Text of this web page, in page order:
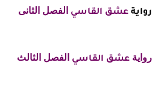
رواية عشق القاسي الفصل الثانى
رواية عشق القاسي الفصل الثالث